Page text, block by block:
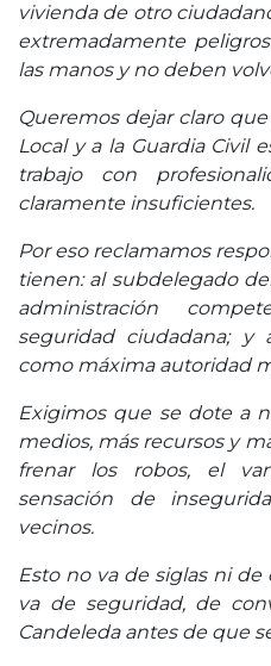
vivienda de otro
extremadamente
las manos y no deben
Queremos dejar claro
Local y a la Guardia Civil
trabajo con
claramente insuficientes.
Por eso reclamamos
tienen: al subdelegado
administración
seguridad ciudadana; y
como máxima autoridad
Exigimos que se dote a
medios, más recursos y
frenar los robos, el
sensación de
vecinos.
Esto no va de siglas ni
va de seguridad, de
Candeleda antes de que